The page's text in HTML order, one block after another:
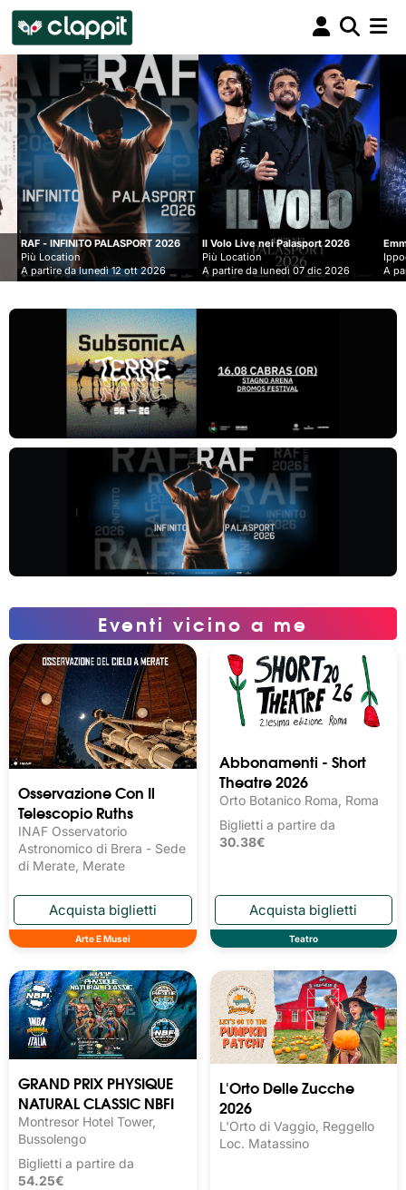
Clappit
biglietteria
2026
ott 2026
Il Volo Live nei Palasport 2026
Più Location
A partire da lunedì 07 dic 2026
Emma
Ippodromo Snai - San Siro
A partire da mercoledì 09
Eventi vicino a me
Osservazione Con Il
Telescopio Ruths
INAF Osservatorio
Astronomico di Brera - Sede
di Merate, Merate
Arte E Musei
Abbonamenti - Short
Theatre 2026
Orto Botanico Roma, Roma
Biglietti a partire da
30.38€
Teatro
GRAND PRIX PHYSIQUE
NATURAL CLASSIC NBFI
Montresor Hotel Tower,
Bussolengo
Biglietti a partire da
54.25€
L'Orto Delle Zucche
2026
L'Orto di Vaggio, Reggello
Loc. Matassino